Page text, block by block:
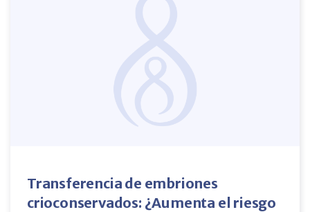
Transferencia de embriones
crioconservados: ¿Aumenta el riesgo